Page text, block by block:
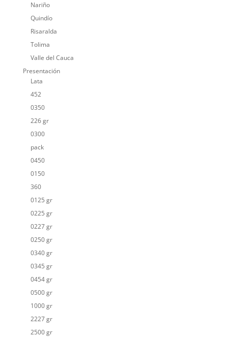
Nariño
Quindío
Risaralda
Tolima
Valle del Cauca
Presentación
Lata
452
0350
226 gr
0300
pack
0450
0150
360
0125 gr
0225 gr
0227 gr
0250 gr
0340 gr
0345 gr
0454 gr
0500 gr
1000 gr
2227 gr
2500 gr